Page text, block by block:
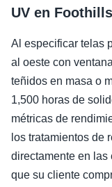
UV en
Al especificar telas
al oeste con
teñidos en masa o
1,500 horas de
métricas de
los tratamientos de
directamente en las
que su cliente